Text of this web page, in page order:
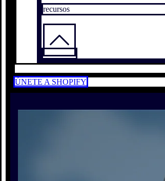
recursos
ÚNETE A SHOPIFY